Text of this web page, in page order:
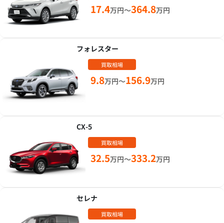
17.4万円～364.8万円
フォレスター
買取相場
9.8万円～156.9万円
CX-5
買取相場
32.5万円～333.2万円
セレナ
買取相場